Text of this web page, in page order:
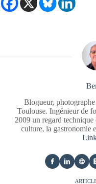
Blogueur,
Toulouse. Ingénieur de
2009 un regard
culture, la gastronomie